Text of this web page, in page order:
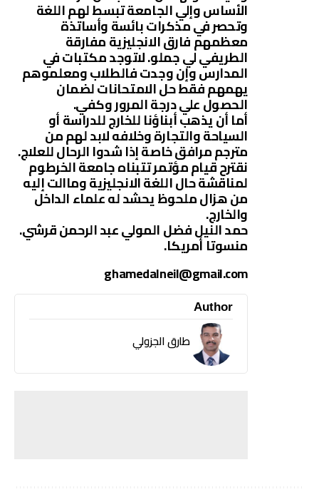
الأساس وإلي الجامعة تبسط لهم اللغة
وتحصر في مذكرات بائسة وأساتذة
معظمهم فارق الانجليزية مفارقة
الطريفي لي جملو. لاتوجد مكتبات في
المدارس وإن وجدت فالطلاب ومعلموهم
يهمهم فقط حل الامتحانات لضمان
الحصول علي درجة المرور وكفي.
أما أن يذهب أبناؤنا للخارج للدراسة أو
السياحة والتجارة وخلافه لابد لهم من
مترجم مرافق خاصة إذا شدوا الرحال للعلاج.
نقترح قيام مؤتمر تتبناه جامعة الخرطوم
لمناقشة حال اللغة الانجليزية وماالت إليه
من هزال ملحوظ يحشد له علماء الداخل
والخارج.
حمد النيل فضل المولي عبد الرحمن قرشي.
منسوتا أمريكا.
ghamedalneil@gmail.com
Author
طارق الجزولي